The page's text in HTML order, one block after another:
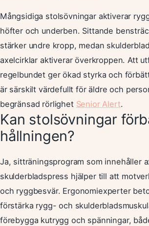
Mångsidiga stolsövningar aktiverar
höfter och underben. Sittande
stärker undre kropp, medan
axelcirklar aktiverar överkroppen. Att
regelbundet ger ökad styrka och
är särskilt värdefullt för äldre och
begränsad rörlighet Senior Alert.
Kan stolsövningar
hållningen?
Ja, sitträningsprogram som innehåller
skulderbladspress hjälper till att
och ryggbesvär. Ergonomiexperter
förstärka rygg- och
förebygga kutrygg och spänningar,